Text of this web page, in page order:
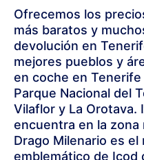
Ofrecemos los
más baratos y
devolución en
mejores pueblos y
en coche en
Parque Nacional del
Vilaflor y La Orotava.
encuentra en la
Drago Milenario es
emblemático de Icod